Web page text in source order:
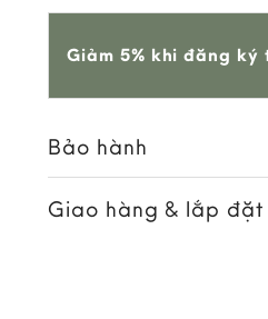
Giảm 5% khi đăng ký
Bảo hành
Giao hàng & lắp đặt